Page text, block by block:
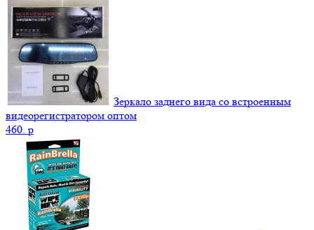
Зеркало заднего вида со встроенным
видеорегистратором оптом
460. p